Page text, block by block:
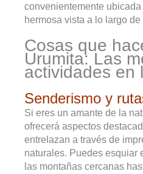
convenientemente
hermosa vista a lo largo
Cosas que
Urumita: Las
actividades en
Senderismo y
Si eres un amante de la
ofrecerá aspectos
entrelazan a través de
naturales. Puedes esquiar
las montañas cercanas